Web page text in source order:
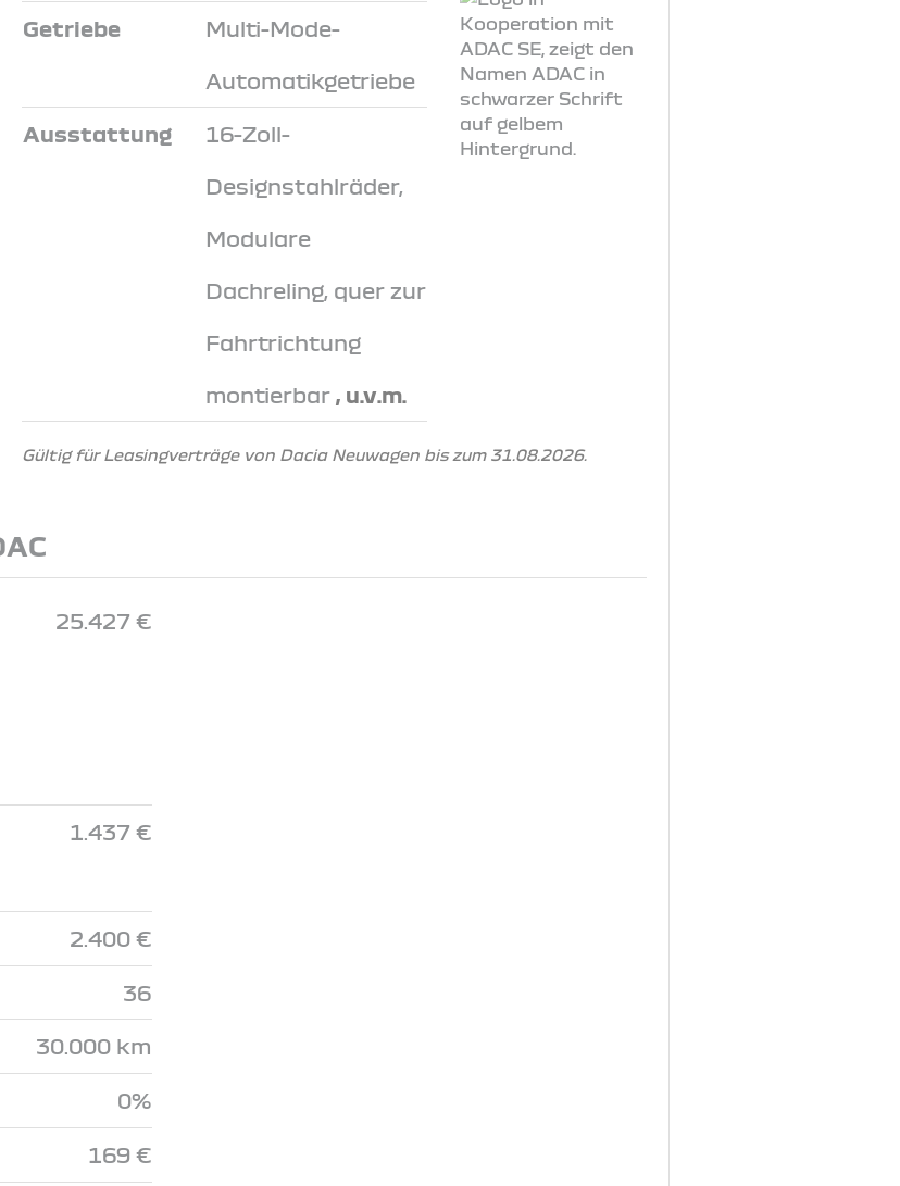
Getriebe Multi-Mode-
Automatikgetriebe
Ausstattung 16-Zoll-
Designstahlräder,
Modulare
Dachreling, quer zur
Fahrtrichtung
montierbar , u.v.m.
Gültig für Leasingverträge von Dacia Neuwagen bis zum 31.08.2026.
25.427 €
1.437 €
2.400 €
36
30.000 km
0%
169 €